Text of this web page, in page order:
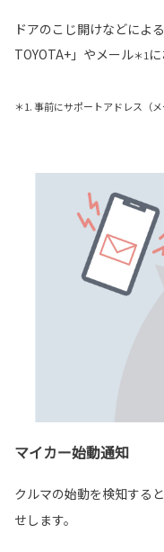
ドアのこじ開けなどによ
TOYOTA+」やメール＊1
＊1. 事前にサポートアドレス（
マイカー始動通知
クルマの始動を検知する
せします。